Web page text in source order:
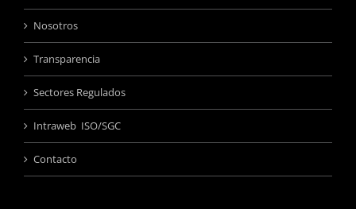
Nosotros
Transparencia
Sectores Regulados
Intraweb ISO/SGC
Contacto